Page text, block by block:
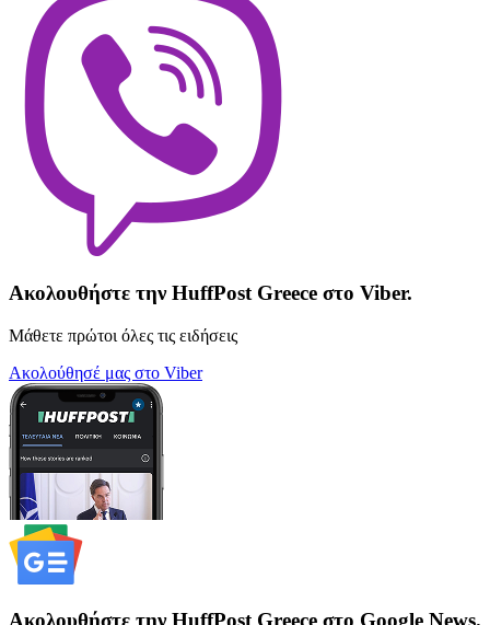
Ακολουθήστε την HuffPost Greece στο Viber.
Μάθετε πρώτοι όλες τις ειδήσεις
Ακολούθησέ μας στο Viber